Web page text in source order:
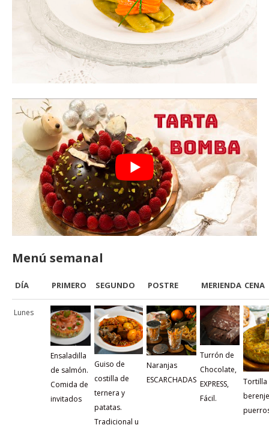
Menú semanal
DÍA PRIMERO SEGUNDO POSTRE MERIENDA CENA
Lunes
Ensaladilla
de salmón.
Comida de
invitados
Guiso de
costilla de
ternera y
patatas.
Tradicional u
Naranjas
ESCARCHADAS
Turrón de
Chocolate,
EXPRESS,
Fácil.
Tortilla